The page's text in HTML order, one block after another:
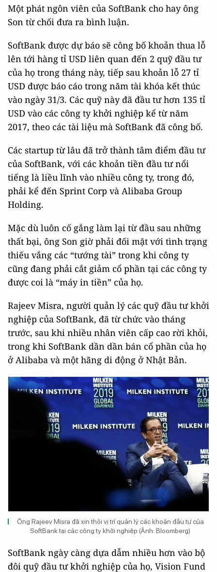
Một phát ngôn viên của SoftBank cho hay ông
Son từ chối đưa ra bình luận.
SoftBank được dự báo sẽ công bố khoản thua lỗ
lên tới hàng tỉ USD liên quan đến 2 quỹ đầu tư
của họ trong tháng này, tiếp sau khoản lỗ 27 tỉ
USD được báo cáo trong năm tài khóa kết thúc
vào ngày 31/3. Các quỹ này đã đầu tư hơn 135 tỉ
USD vào các công ty khởi nghiệp kể từ năm
2017, theo các tài liệu mà SoftBank đã công bố.
Các startup từ lâu đã trở thành tâm điểm đầu tư
của SoftBank, với các khoản tiền đầu tư nổi
tiếng là liều lĩnh vào nhiều công ty, trong đó,
phải kể đến Sprint Corp và Alibaba Group
Holding.
Mặc dù luôn cố gắng làm lại từ đầu sau những
thất bại, ông Son giờ phải đối mặt với tình trạng
thiếu vắng các “tướng tài” trong khi công ty
cũng đang phải cắt giảm cổ phần tại các công ty
được coi là “máy in tiền” của họ.
Rajeev Misra, người quản lý các quỹ đầu tư khởi
nghiệp của SoftBank, đã từ chức vào tháng
trước, sau khi nhiều nhân viên cấp cao rời khỏi,
trong khi SoftBank dần dần bán cổ phần của họ
ở Alibaba và một hãng di động ở Nhật Bản.
Ông Rajeev Misra đã xin thôi vị trí quản lý các khoản đầu tư của
SoftBank tại các công ty khởi nghiệp (Ảnh: Bloomberg)
SoftBank ngày càng dựa dẫm nhiều hơn vào bộ
đôi quỹ đầu tư khởi nghiệp của họ, Vision Fund